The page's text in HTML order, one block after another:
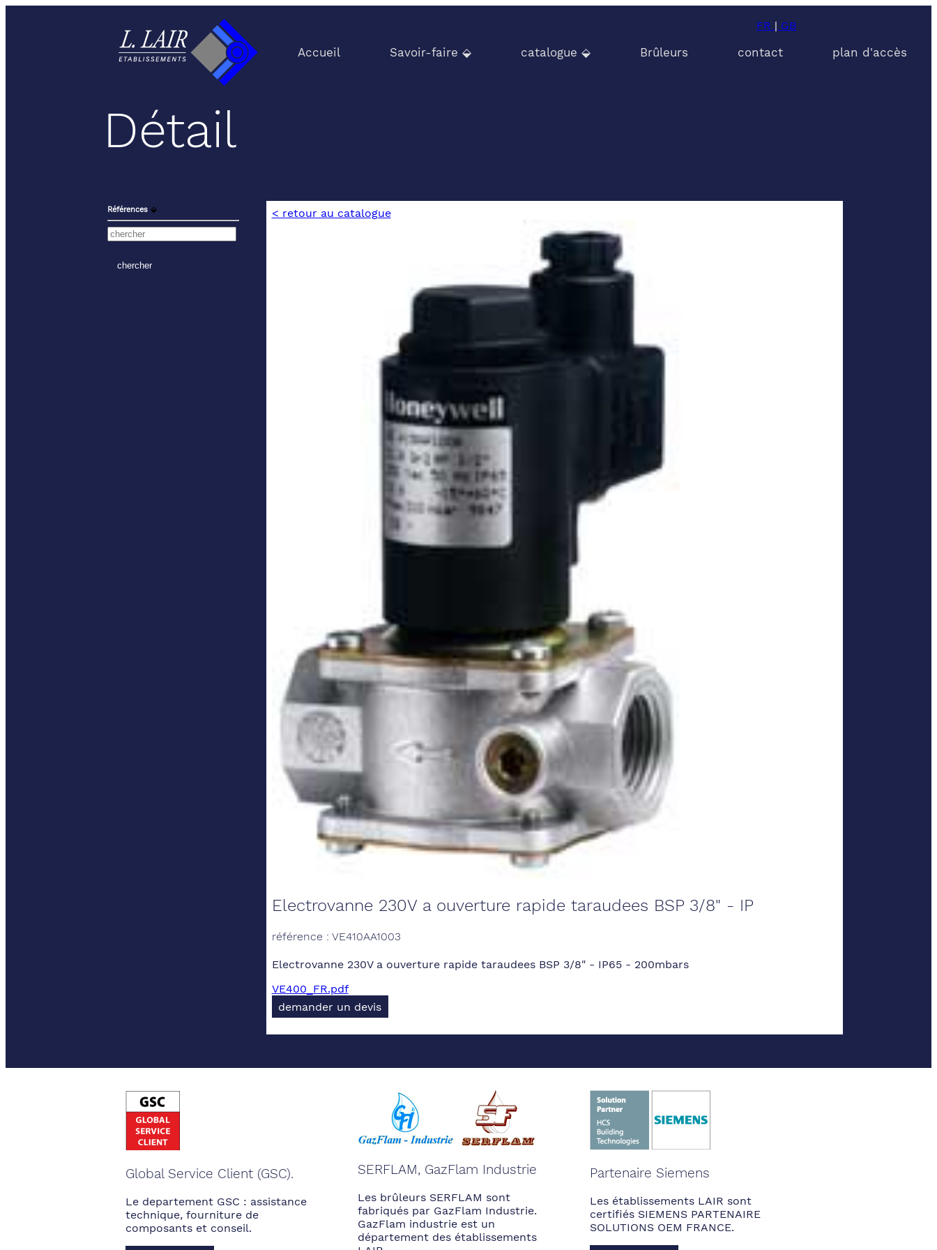
FR | GB
Accueil Savoir-faire ⬙ catalogue ⬙ Brûleurs contact plan d'accès
Détail
Références ⬙ < retour au catalogue
Electrovanne 230V a ouverture rapide taraudees BSP 3/8" - IP
référence : VE410AA1003
Electrovanne 230V a ouverture rapide taraudees BSP 3/8" - IP65 - 200mbars
VE400_FR.pdf
demander un devis
Global Service Client (GSC).
Le departement GSC : assistance
technique, fourniture de
composants et conseil.
SERFLAM, GazFlam Industrie
Les brûleurs SERFLAM sont
fabriqués par GazFlam Industrie.
GazFlam industrie est un
département des établissements
Partenaire Siemens
Les établissements LAIR sont
certifiés SIEMENS PARTENAIRE
SOLUTIONS OEM FRANCE.